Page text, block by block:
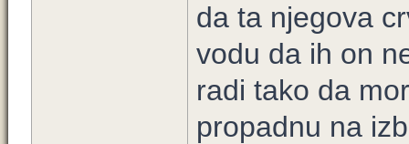
da ta njegova
vodu da ih on
radi tako da
propadnu na